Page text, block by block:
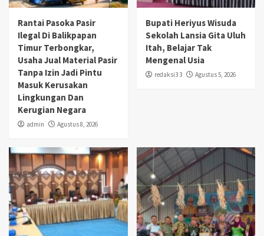
Rantai Pasoka Pasir
Ilegal Di Balikpapan
Timur Terbongkar,
Usaha Jual Material Pasir
Tanpa Izin Jadi Pintu
Masuk Kerusakan
Lingkungan Dan
Kerugian Negara
admin Agustus 8, 2026
Bupati Heriyus Wisuda
Sekolah Lansia Gita Uluh
Itah, Belajar Tak
Mengenal Usia
redaksi3 3 Agustus 5, 2026